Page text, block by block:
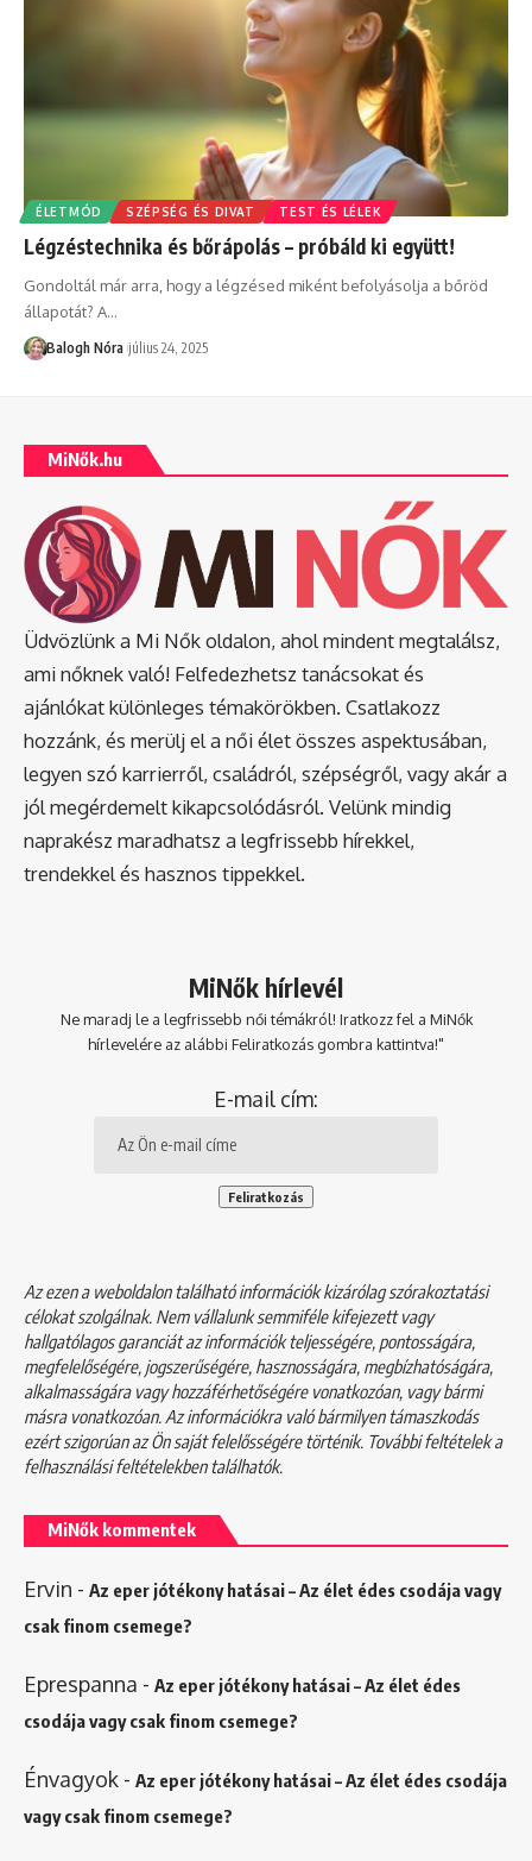
ÉLETMÓD SZÉPSÉG ÉS DIVAT TEST ÉS LÉLEK
Légzéstechnika és bőrápolás – próbáld ki együtt!
Gondoltál már arra, hogy a légzésed miként befolyásolja a bőröd
állapotát? A…
Balogh Nóra július 24, 2025
MiNők.hu
Üdvözlünk a Mi Nők oldalon, ahol mindent megtalálsz,
ami nőknek való! Felfedezhetsz tanácsokat és
ajánlókat különleges témakörökben. Csatlakozz
hozzánk, és merülj el a női élet összes aspektusában,
legyen szó karrierről, családról, szépségről, vagy akár a
jól megérdemelt kikapcsolódásról. Velünk mindig
naprakész maradhatsz a legfrissebb hírekkel,
trendekkel és hasznos tippekkel.
MiNők hírlevél
Ne maradj le a legfrissebb női témákról! Iratkozz fel a MiNők
hírlevelére az alábbi Feliratkozás gombra kattintva!"
E-mail cím:
Az ezen a weboldalon található információk kizárólag szórakoztatási
célokat szolgálnak. Nem vállalunk semmiféle kifejezett vagy
hallgatólagos garanciát az információk teljességére, pontosságára,
megfelelőségére, jogszerűségére, hasznosságára, megbízhatóságára,
alkalmasságára vagy hozzáférhetőségére vonatkozóan, vagy bármi
másra vonatkozóan. Az információkra való bármilyen támaszkodás
ezért szigorúan az Ön saját felelősségére történik. További feltételek a
felhasználási feltételekbentalálhatók.
MiNők kommentek
Ervin - Az eper jótékony hatásai – Az élet édes csodája vagy
csak finom csemege?
Eprespanna - Az eper jótékony hatásai – Az élet édes
csodája vagy csak finom csemege?
Énvagyok - Az eper jótékony hatásai – Az élet édes csodája
vagy csak finom csemege?